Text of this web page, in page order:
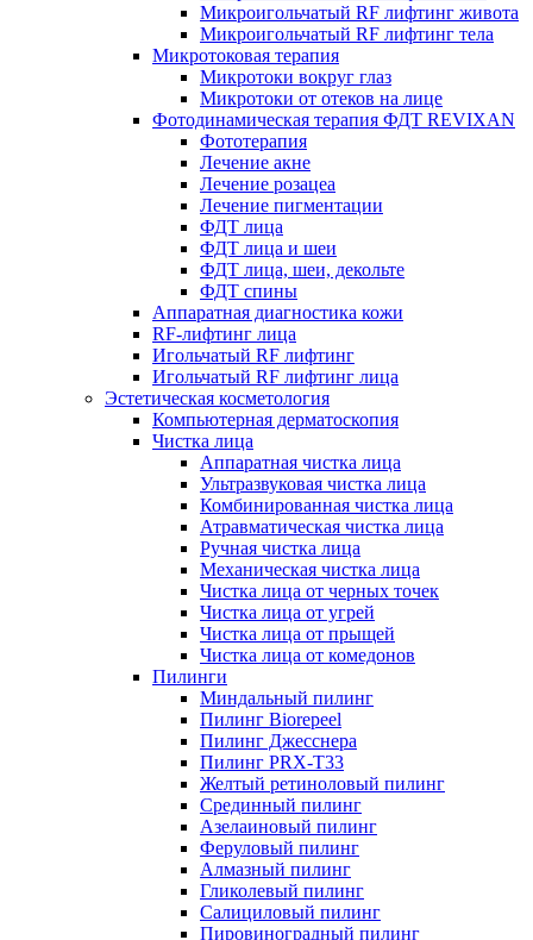
Микроигольчатый RF лифтинг живота
Микроигольчатый RF лифтинг тела
Микротоковая терапия
Микротоки вокруг глаз
Микротоки от отеков на лице
Фотодинамическая терапия ФДТ REVIXAN
Фототерапия
Лечение акне
Лечение розацеа
Лечение пигментации
ФДТ лица
ФДТ лица и шеи
ФДТ лица, шеи, декольте
ФДТ спины
Аппаратная диагностика кожи
RF-лифтинг лица
Игольчатый RF лифтинг
Игольчатый RF лифтинг лица
Эстетическая косметология
Компьютерная дерматоскопия
Чистка лица
Аппаратная чистка лица
Ультразвуковая чистка лица
Комбинированная чистка лица
Атравматическая чистка лица
Ручная чистка лица
Механическая чистка лица
Чистка лица от черных точек
Чистка лица от угрей
Чистка лица от прыщей
Чистка лица от комедонов
Пилинги
Миндальный пилинг
Пилинг Biorepeel
Пилинг Джесснера
Пилинг PRX-T33
Желтый ретиноловый пилинг
Срединный пилинг
Азелаиновый пилинг
Феруловый пилинг
Алмазный пилинг
Гликолевый пилинг
Салициловый пилинг
Пировиноградный пилинг